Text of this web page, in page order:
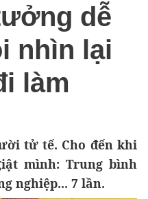
dễ
nhìn lại
làm
tử tế. Cho đến khi
mình: Trung bình
nghiệp... 7 lần.